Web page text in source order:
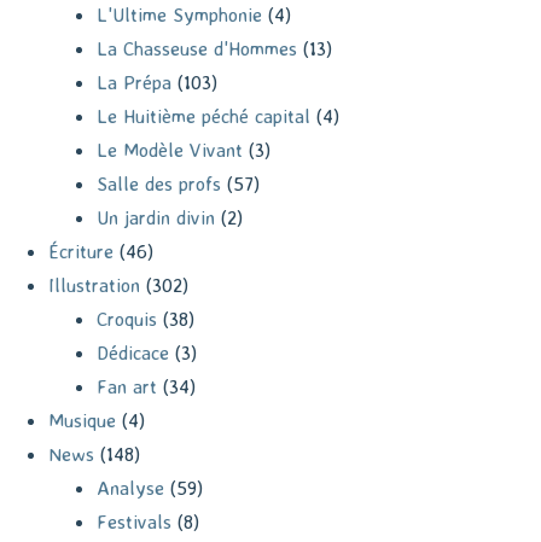
L'Ultime Symphonie (4)
La Chasseuse d'Hommes (13)
La Prépa (103)
Le Huitième péché capital (4)
Le Modèle Vivant (3)
Salle des profs (57)
Un jardin divin (2)
Écriture (46)
Illustration (302)
Croquis (38)
Dédicace (3)
Fan art (34)
Musique (4)
News (148)
Analyse (59)
Festivals (8)